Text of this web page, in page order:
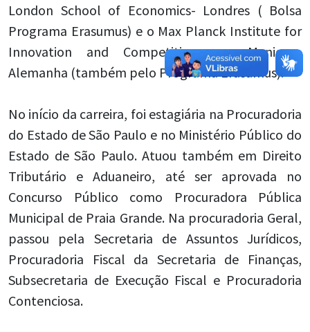
London School of Economics- Londres ( Bolsa
Programa Erasumus) e o Max Planck Institute for
Innovation and Competition, em Munique-
Alemanha (também pelo Programa Erasumus).
No início da carreira, foi estagiária na Procuradoria
do Estado de São Paulo e no Ministério Público do
Estado de São Paulo. Atuou também em Direito
Tributário e Aduaneiro, até ser aprovada no
Concurso Público como Procuradora Pública
Municipal de Praia Grande. Na procuradoria Geral,
passou pela Secretaria de Assuntos Jurídicos,
Procuradoria Fiscal da Secretaria de Finanças,
Subsecretaria de Execução Fiscal e Procuradoria
Contenciosa.